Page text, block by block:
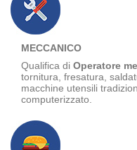
MECCANICO
Qualifica di Operatore
tornitura, fresatura,
macchine utensili
computerizzato.